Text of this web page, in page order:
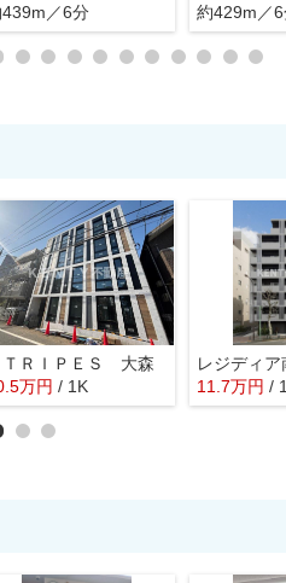
／6分
約429m／
ＴＲＩＰＥＳ 大森
万円 / 1K
レジディア
11.7万円 /